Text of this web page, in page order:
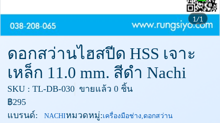
1/1
ดอกสว่านไฮสปีด HSS เจาะ
เหล็ก 11.0 mm. สีดำ Nachi
SKU : TL-DB-030 ขายแล้ว 0 ชิ้น
฿295
แบรนด์:
NACHIหมวดหมู่:เครื่องมือช่าง,ดอกสว่าน